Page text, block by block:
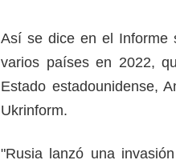
Así se dice en el Informe
varios países en 2022,
Estado estadounidense,
Ukrinform.
"Rusia lanzó una